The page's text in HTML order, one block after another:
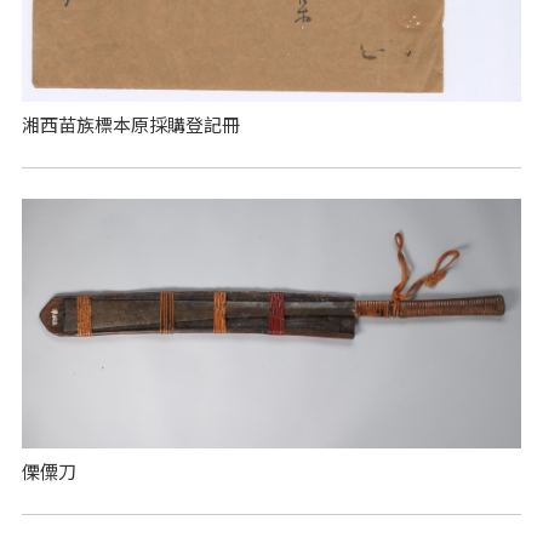
湘西苗族標本原採購登記冊
傈僳刀